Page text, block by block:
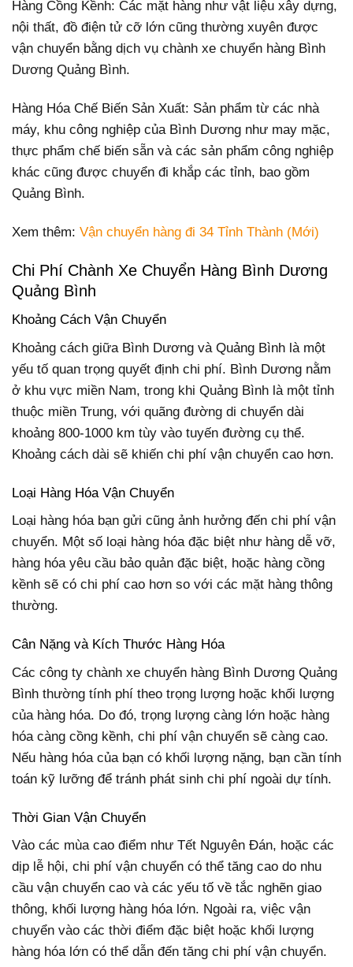
Hàng Cồng Kềnh: Các mặt hàng như vật liệu xây dựng,
nội thất, đồ điện tử cỡ lớn cũng thường xuyên được
vận chuyển bằng dịch vụ chành xe chuyển hàng Bình
Dương Quảng Bình.
Hàng Hóa Chế Biến Sản Xuất: Sản phẩm từ các nhà
máy, khu công nghiệp của Bình Dương như may mặc,
thực phẩm chế biến sẵn và các sản phẩm công nghiệp
khác cũng được chuyển đi khắp các tỉnh, bao gồm
Quảng Bình.
Xem thêm: Vận chuyển hàng đi 34 Tỉnh Thành (Mới)
Chi Phí Chành Xe Chuyển Hàng Bình Dương
Quảng Bình
Khoảng Cách Vận Chuyển
Khoảng cách giữa Bình Dương và Quảng Bình là một
yếu tố quan trọng quyết định chi phí. Bình Dương nằm
ở khu vực miền Nam, trong khi Quảng Bình là một tỉnh
thuộc miền Trung, với quãng đường di chuyển dài
khoảng 800-1000 km tùy vào tuyến đường cụ thể.
Khoảng cách dài sẽ khiến chi phí vận chuyển cao hơn.
Loại Hàng Hóa Vận Chuyển
Loại hàng hóa bạn gửi cũng ảnh hưởng đến chi phí vận
chuyển. Một số loại hàng hóa đặc biệt như hàng dễ vỡ,
hàng hóa yêu cầu bảo quản đặc biệt, hoặc hàng cồng
kềnh sẽ có chi phí cao hơn so với các mặt hàng thông
thường.
Cân Nặng và Kích Thước Hàng Hóa
Các công ty chành xe chuyển hàng Bình Dương Quảng
Bình thường tính phí theo trọng lượng hoặc khối lượng
của hàng hóa. Do đó, trọng lượng càng lớn hoặc hàng
hóa càng cồng kềnh, chi phí vận chuyển sẽ càng cao.
Nếu hàng hóa của bạn có khối lượng nặng, bạn cần tính
toán kỹ lưỡng để tránh phát sinh chi phí ngoài dự tính.
Thời Gian Vận Chuyển
Vào các mùa cao điểm như Tết Nguyên Đán, hoặc các
dịp lễ hội, chi phí vận chuyển có thể tăng cao do nhu
cầu vận chuyển cao và các yếu tố về tắc nghẽn giao
thông, khối lượng hàng hóa lớn. Ngoài ra, việc vận
chuyển vào các thời điểm đặc biệt hoặc khối lượng
hàng hóa lớn có thể dẫn đến tăng chi phí vận chuyển.